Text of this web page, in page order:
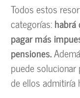
Todos estos
categorías:
pagar más
pensiones.
puede
de ellos admitiría